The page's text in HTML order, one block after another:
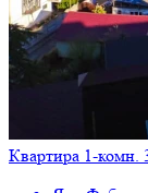
Квартира 1-комн.